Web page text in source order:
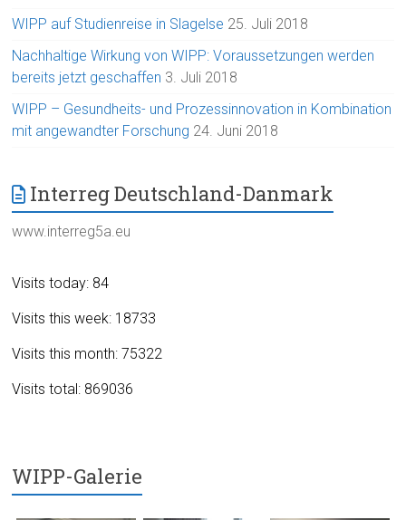
WIPP auf Studienreise in Slagelse 25. Juli 2018
Nachhaltige Wirkung von WIPP: Voraussetzungen werden
bereits jetzt geschaffen 3. Juli 2018
WIPP – Gesundheits- und Prozessinnovation in Kombination
mit angewandter Forschung 24. Juni 2018
Interreg Deutschland-Danmark
www.interreg5a.eu
Visits today: 84
Visits this week: 18733
Visits this month: 75322
Visits total: 869036
WIPP-Galerie